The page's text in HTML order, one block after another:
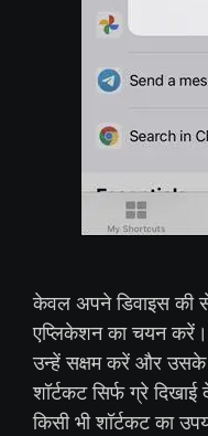
केवल अपने डिवाइस की
एप्लिकेशन का चयन करें।
उन्हें सक्षम करें और उसके
शॉर्टकट सिर्फ ग्रे
किसी भी शॉर्टकट का